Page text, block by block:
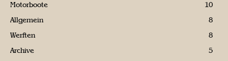
Motorboote
10
Allgemein
8
Werften
8
Archive
5